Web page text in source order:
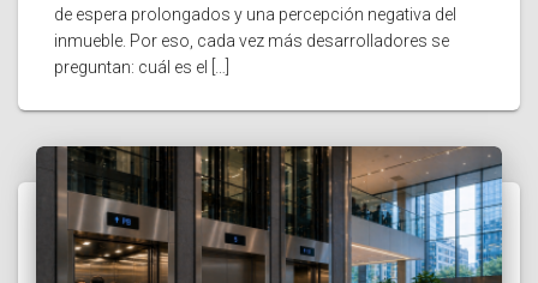
de espera prolongados y una percepción negativa del
inmueble. Por eso, cada vez más desarrolladores se
preguntan: cuál es el […]